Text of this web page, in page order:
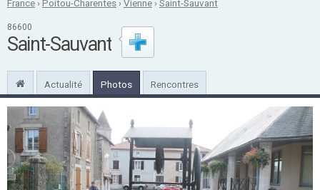
France ›Poitou-Charentes ›Vienne ›Saint-Sauvant
86600
Saint-Sauvant
Actualité Photos Rencontres